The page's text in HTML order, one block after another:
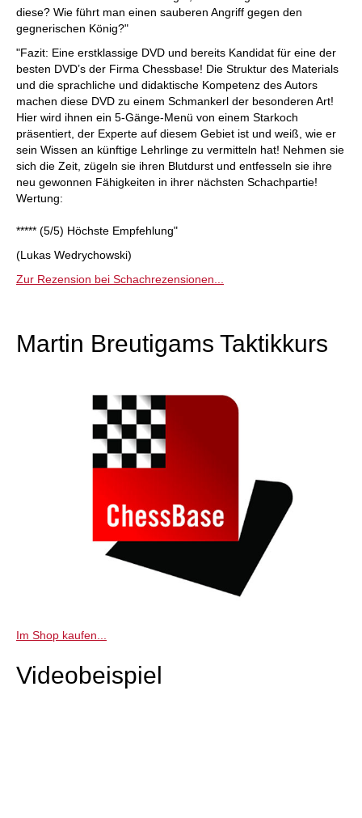
diese? Wie führt man einen sauberen Angriff gegen den
gegnerischen König?"
"Fazit: Eine erstklassige DVD und bereits Kandidat für eine der
besten DVD’s der Firma Chessbase! Die Struktur des Materials
und die sprachliche und didaktische Kompetenz des Autors
machen diese DVD zu einem Schmankerl der besonderen Art!
Hier wird ihnen ein 5-Gänge-Menü von einem Starkoch
präsentiert, der Experte auf diesem Gebiet ist und weiß, wie er
sein Wissen an künftige Lehrlinge zu vermitteln hat! Nehmen sie
sich die Zeit, zügeln sie ihren Blutdurst und entfesseln sie ihre
neu gewonnen Fähigkeiten in ihrer nächsten Schachpartie!
Wertung:
***** (5/5) Höchste Empfehlung"
(Lukas Wedrychowski)
Zur Rezension bei Schachrezensionen...
Martin Breutigams Taktikkurs
Im Shop kaufen...
Videobeispiel